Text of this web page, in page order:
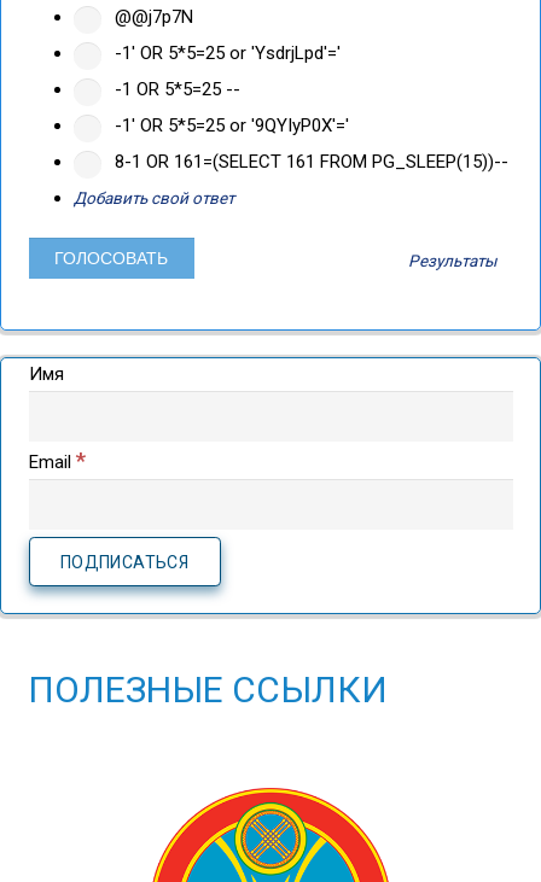
@@j7p7N
-1' OR 5*5=25 or 'YsdrjLpd'='
-1 OR 5*5=25 --
-1' OR 5*5=25 or '9QYIyP0X'='
8-1 OR 161=(SELECT 161 FROM PG_SLEEP(15))--
Добавить свой ответ
Результаты
Имя
Email *
ПОЛЕЗНЫЕ ССЫЛКИ